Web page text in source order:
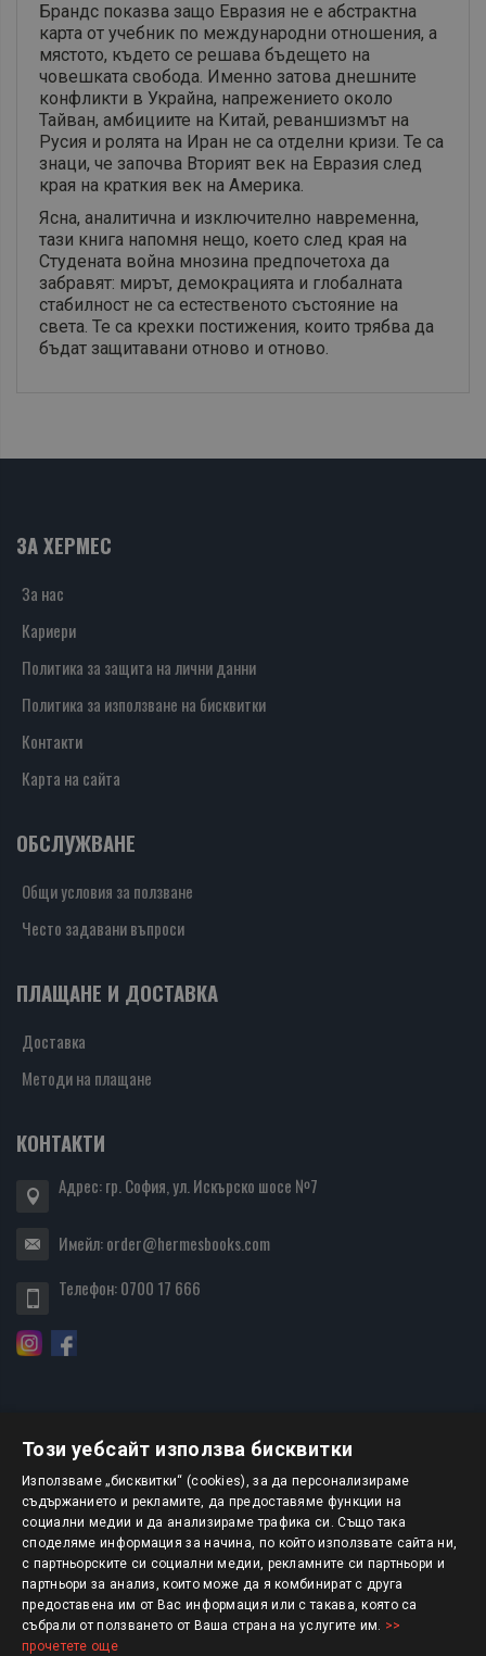
Брандс показва защо Евразия не е абстрактна
карта от учебник по международни отношения, а
мястото, където се решава бъдещето на
човешката свобода. Именно затова днешните
конфликти в Украйна, напрежението около
Тайван, амбициите на Китай, реваншизмът на
Русия и ролята на Иран не са отделни кризи. Те са
знаци, че започва Вторият век на Евразия след
края на краткия век на Америка.
Ясна, аналитична и изключително навременна,
тази книга напомня нещо, което след края на
Студената война мнозина предпочетоха да
забравят: мирът, демокрацията и глобалната
стабилност не са естественото състояние на
света. Те са крехки постижения, които трябва да
бъдат защитавани отново и отново.
ЗА ХЕРМЕС
За нас
Кариери
Политика за защита на лични данни
Политика за използване на бисквитки
Контакти
Карта на сайта
ОБСЛУЖВАНЕ
Общи условия за ползване
Често задавани въпроси
ПЛАЩАНЕ И ДОСТАВКА
Доставка
Методи на плащане
КОНТАКТИ
Адрес: гр. София, ул. Искърско шосе №7
Имейл:order@hermesbooks.com
Телефон:0700 17 666
БЮЛЕТИН
АБОНИРАНЕ
Авторско право © 2025 HERMESBOOKS.BG
Този уебсайт използва бисквитки
Използваме „бисквитки“ (cookies), за да персонализираме
съдържанието и рекламите, да предоставяме функции на
социални медии и да анализираме трафика си. Също така
споделяме информация за начина, по който използвате сайта ни,
с партньорските си социални медии, рекламните си партньори и
партньори за анализ, които може да я комбинират с друга
предоставена им от Вас информация или с такава, която са
събрали от ползването от Ваша страна на услугите им. >>
прочетете още